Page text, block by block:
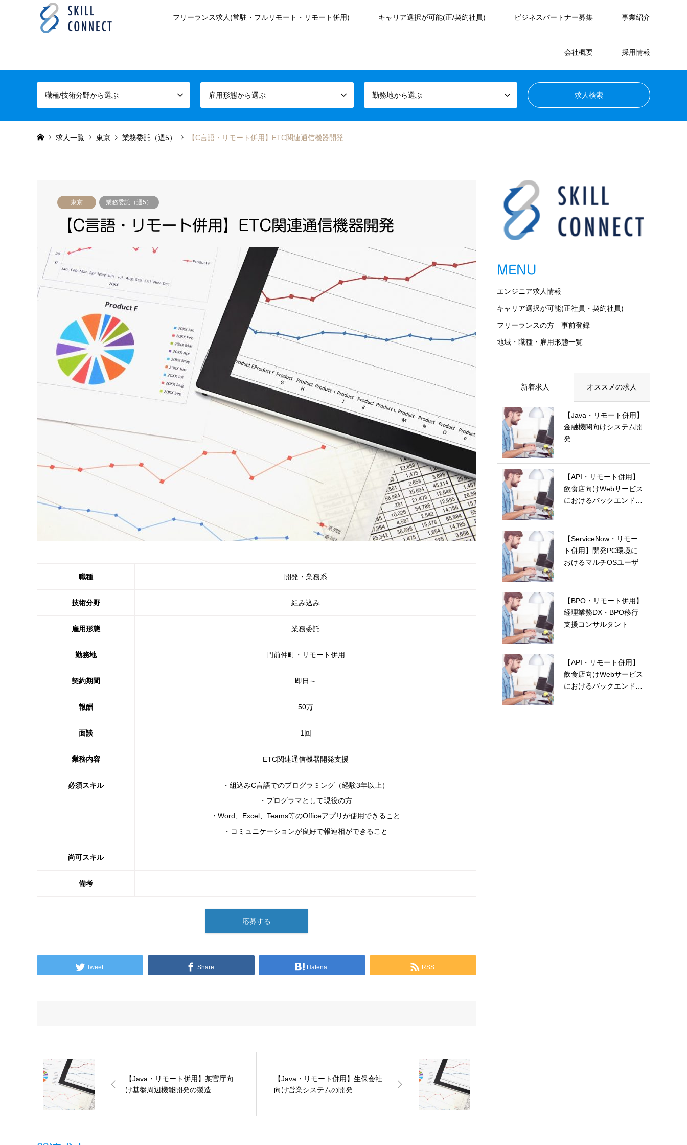
フリーランス求人(常駐・フルリモート・リモート併用) キャリア選択が可能(正/契約社員) ビジネスパートナー募集 事業紹介
会社概要 採用情報
職種/技術分野から選ぶ 雇用形態から選ぶ 勤務地から選ぶ
求人一覧 東京 業務委託（週5） 【C言語・リモート併用】ETC関連通信機器開発
東京 業務委託（週5）
【C言語・リモート併用】ETC関連通信機器開発
職種 開発・業務系
技術分野 組み込み
雇用形態 業務委託
勤務地 門前仲町・リモート併用
契約期間 即日～
報酬 50万
面談 1回
業務内容 ETC関連通信機器開発支援
必須スキル
・組込みC言語でのプログラミング（経験3年以上）
・プログラマとして現役の方
・Word、Excel、Teams等のOfficeアプリが使用できること
・コミュニケーションが良好で報連相ができること
尚可スキル
備考
応募する
Tweet Share Hatena RSS
【Java・リモート併用】某官庁向
け基盤周辺機能開発の製造
【Java・リモート併用】生保会社
向け営業システムの開発
MENU
エンジニア求人情報
キャリア選択が可能(正社員・契約社員)
フリーランスの方 事前登録
地域・職種・雇用形態一覧
新着求人 オススメの求人
【Java・リモート併用】
金融機関向けシステム開
発
【API・リモート併用】
飲食店向けWebサービス
におけるバックエンド…
【ServiceNow・リモー
ト併用】開発PC環境に
おけるマルチOSユーザ
【BPO・リモート併用】
経理業務DX・BPO移行
支援コンサルタント
【API・リモート併用】
飲食店向けWebサービス
におけるバックエンド…